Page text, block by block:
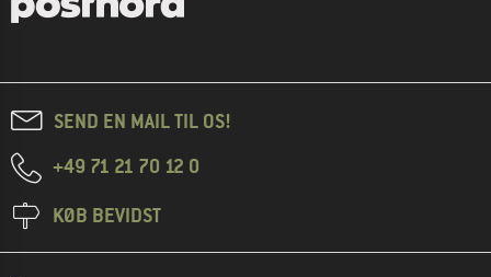
SEND EN MAIL TIL OS!
+49 71 21 70 12 0
KØB BEVIDST